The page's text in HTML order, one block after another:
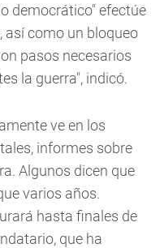
democrático" efectúe
así como un bloqueo
pasos necesarios
la guerra", indicó.
ve en los
informes sobre
Algunos dicen que
varios años.
hasta finales de
que ha